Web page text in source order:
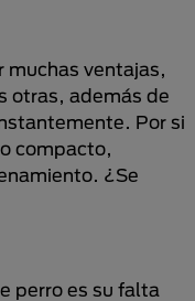
muchas ventajas,
otras, además de
Por si
compacto,
¿Se
perro es su falta